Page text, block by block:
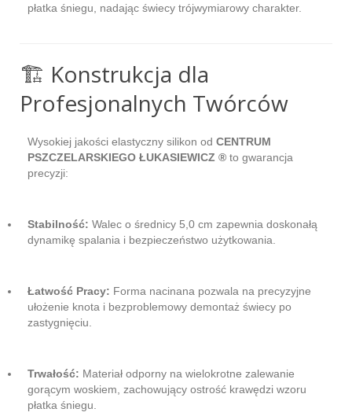
płatka śniegu, nadając świecy trójwymiarowy charakter.
🏗️ Konstrukcja dla
Profesjonalnych Twórców
Wysokiej jakości elastyczny silikon od CENTRUM
PSZCZELARSKIEGO ŁUKASIEWICZ ® to gwarancja
precyzji:
Stabilność: Walec o średnicy 5,0 cm zapewnia doskonałą
dynamikę spalania i bezpieczeństwo użytkowania.
Łatwość Pracy: Forma nacinana pozwala na precyzyjne
ułożenie knota i bezproblemowy demontaż świecy po
zastygnięciu.
Trwałość: Materiał odporny na wielokrotne zalewanie
gorącym woskiem, zachowujący ostrość krawędzi wzoru
płatka śniegu.